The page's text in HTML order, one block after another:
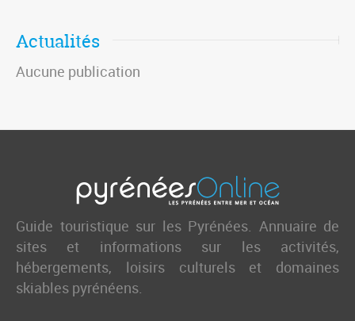
Actualités
Aucune publication
Guide touristique sur les Pyrénées. Annuaire de
sites et informations sur les activités,
hébergements, loisirs culturels et domaines
skiables pyrénéens.